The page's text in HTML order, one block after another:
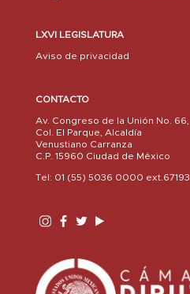
LXVI LEGISLATURA
Aviso de privacidad
CONTACTO
Av. Congreso de la Unión No. 66,
Col. El Parque, Alcaldía
Venustiano Carranza
C.P. 15960 Ciudad de México
Tel: 01 (55) 5036 0000 ext.67193